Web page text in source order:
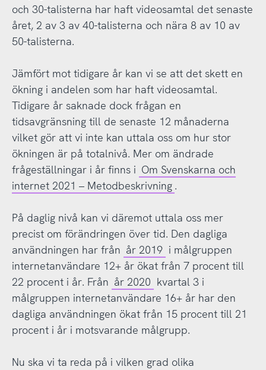
och 30-talisterna har haft videosamtal det senaste
året, 2 av 3 av 40-talisterna och nära 8 av 10 av
50-talisterna.
Jämfört mot tidigare år kan vi se att det skett en
ökning i andelen som har haft videosamtal.
Tidigare år saknade dock frågan en
tidsavgränsning till de senaste 12 månaderna
vilket gör att vi inte kan uttala oss om hur stor
ökningen är på totalnivå. Mer om ändrade
frågeställningar i år finns i Om Svenskarna och
internet 2021 – Metodbeskrivning .
På daglig nivå kan vi däremot uttala oss mer
precist om förändringen över tid. Den dagliga
användningen har från år 2019 i målgruppen
internetanvändare 12+ år ökat från 7 procent till
22 procent i år. Från år 2020 kvartal 3 i
målgruppen internetanvändare 16+ år har den
dagliga användningen ökat från 15 procent till 21
procent i år i motsvarande målgrupp.
Nu ska vi ta reda på i vilken grad olika